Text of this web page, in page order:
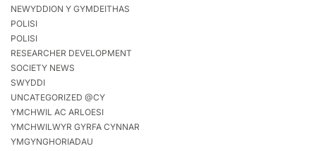
NEWYDDION Y GYMDEITHAS
POLISI
POLISI
RESEARCHER DEVELOPMENT
SOCIETY NEWS
SWYDDI
UNCATEGORIZED @CY
YMCHWIL AC ARLOESI
YMCHWILWYR GYRFA CYNNAR
YMGYNGHORIADAU